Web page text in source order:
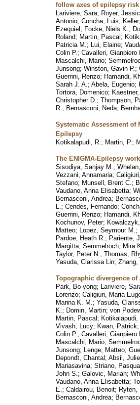
follow axes of epilepsy
Lariviere, Sara; Royer,
Antonio; Concha, Luis;
Ezequiel; Focke, Niels K. ;
Roland; Martin, Pascal;
Patricia M. ; Lui, Elaine;
Colin P. ; Cavalleri, Gianpiero
Mascalchi, Mario;
Junsong; Winston, Gavin P. ;
Guerrini, Renzo; Hamandi,
Sarah J. A. ; Abela, Eugenio;
Tortora, Domenico;
Christopher D. ; Thompson,
R. ; Bernasconi, Neda;
Systematic Assessment of
Epilepsy
Kotikalapudi, R. ; Martin, P. ;
The ENIGMA-Epilepsy
Sisodiya, Sanjay M. ;
Vezzani, Annamaria;
Stefano; Munsell, Brent C. ;
Vaudano, Anna Elisabetta;
Bernasconi, Andrea;
L. ; Cendes, Fernando;
Guerrini, Renzo; Hamandi,
Kochunov, Peter;
Matteo; Lopez, Seymour M. ;
Pardoe, Heath R. ; Pariente,
Margitta; Semmelroch, Mira
Taylor, Peter N. ; Thomas,
Yasuda, Clarissa Lin; Zhang,
Topographic divergence
Park, Bo-yong; Lariviere,
Lorenzo; Caligiuri, Maria
Marina K. M. ; Yasuda,
K. ; Domin, Martin; von
Martin, Pascal; Kotikalapudi,
Vivash, Lucy; Kwan, Patrick
Colin P. ; Cavalleri, Gianpiero
Mascalchi, Mario;
Junsong; Lenge, Matteo;
Depondt, Chantal; Absil, Julie
Mariasavina; Striano,
John S. ; Galovic, Marian;
Vaudano, Anna Elisabetta;
E. ; Caldairou, Benoit; Ryten,
Bernasconi, Andrea;